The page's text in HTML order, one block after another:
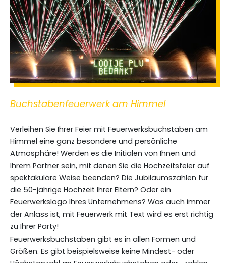
Buchstabenfeuerwerk am Himmel
Verleihen Sie Ihrer Feier mit Feuerwerksbuchstaben am
Himmel eine ganz besondere und persönliche
Atmosphäre! Werden es die Initialen von Ihnen und
Ihrem Partner sein, mit denen Sie die Hochzeitsfeier auf
spektakuläre Weise beenden? Die Jubiläumszahlen für
die 50-jährige Hochzeit Ihrer Eltern? Oder ein
Feuerwerkslogo Ihres Unternehmens? Was auch immer
der Anlass ist, mit Feuerwerk mit Text wird es erst richtig
zu Ihrer Party!
Feuerwerksbuchstaben gibt es in allen Formen und
Größen. Es gibt beispielsweise keine Mindest- oder